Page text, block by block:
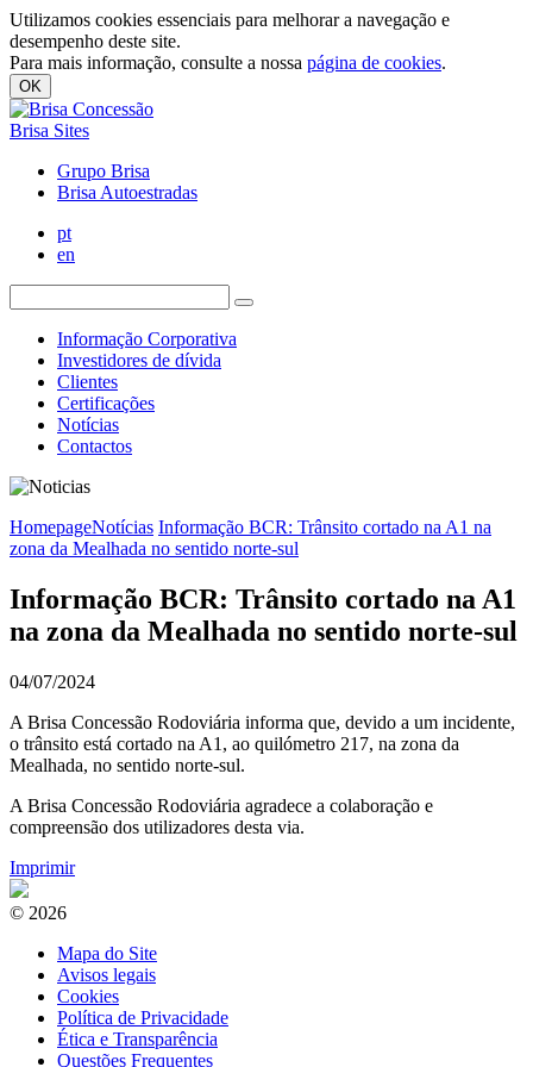
Utilizamos cookies essenciais para melhorar a navegação e
desempenho deste site.
Para mais informação, consulte a nossa página de cookies.
OK
Brisa Sites
Grupo Brisa
Brisa Autoestradas
pt
en
Informação Corporativa
Investidores de dívida
Clientes
Certificações
Notícias
Contactos
HomepageNotícias Informação BCR: Trânsito cortado na A1 na
zona da Mealhada no sentido norte-sul
Informação BCR: Trânsito cortado na A1
na zona da Mealhada no sentido norte-sul
04/07/2024
A Brisa Concessão Rodoviária informa que, devido a um incidente,
o trânsito está cortado na A1, ao quilómetro 217, na zona da
Mealhada, no sentido norte-sul.
A Brisa Concessão Rodoviária agradece a colaboração e
compreensão dos utilizadores desta via.
Imprimir
© 2026
Mapa do Site
Avisos legais
Cookies
Política de Privacidade
Ética e Transparência
Questões Frequentes